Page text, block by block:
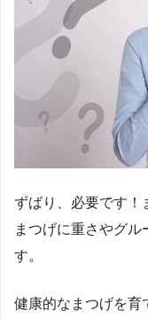
ずばり、必要です！
まつげに重さやグル
す。
健康的なまつげを育